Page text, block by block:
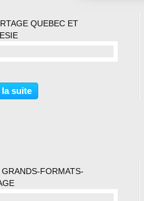
QUEBEC ET
la suite
FORMATS-